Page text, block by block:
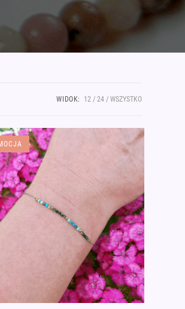
WIDOK: 12 24 WSZYSTKO